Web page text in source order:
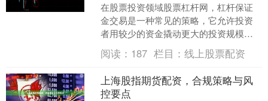
在股票投资领域股票杠杆网，杠杆保证
金交易是一种常见的策略，它允许投资
者用较少的资金撬动更大的投资规模。
然而，这种策略虽然可能带来更高的收
益，同时也伴随着显著的风....
阅读： 187 栏目：线上股票配资
上海股指期货配资，合规策略与风
控要点